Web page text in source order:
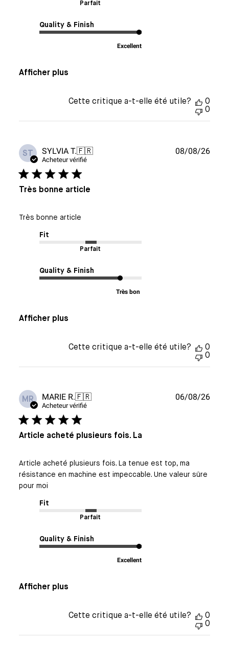
Parfait
Quality & Finish
Excellent
Afficher plus
Cette critique a-t-elle été utile?
0
0
ST SYLVIA T.🇫🇷
Acheteur vérifié
Très bonne article
Très bonne article
Fit
Parfait
Quality & Finish
Très bon
Afficher plus
Date
08/08/26
Cette critique a-t-elle été utile?
0
0
MR MARIE R.🇫🇷
Acheteur vérifié
Article acheté plusieurs fois. La
Article acheté plusieurs fois. La tenue est top, ma
résistance en machine est impeccable. Une valeur sûre
pour moi
Fit
Parfait
Quality & Finish
Excellent
Afficher plus
Date
06/08/26
Cette critique a-t-elle été utile?
0
0